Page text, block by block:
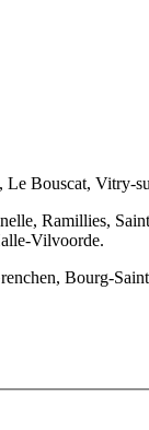
Bouscat,
Ramillies,
Vilvoorde.
Bourg-